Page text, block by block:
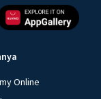
Online